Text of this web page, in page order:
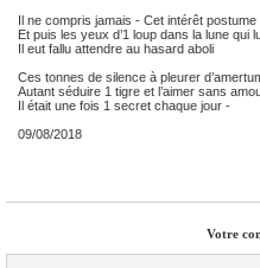
Il ne compris jamais - Cet intérêt postume
Et puis les yeux d’1 loup dans la lune qui
Il eut fallu attendre au hasard aboli
Ces tonnes de silence à pleurer
Autant séduire 1 tigre et l’aimer sans
Il était une fois 1 secret chaque jour -
09/08/2018
Votre